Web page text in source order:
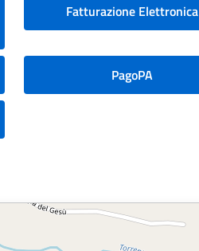
Fatturazione Elettronica
PagoPA